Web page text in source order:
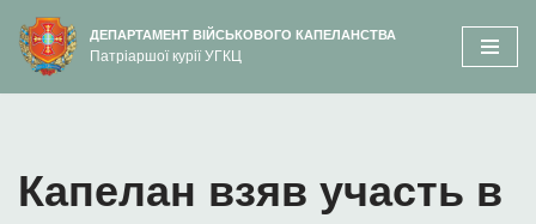
вмісту
Перейти
до
ДЕПАРТАМЕНТ ВІЙСЬКОВОГО КАПЕЛАНСТВА
Патріаршої курії УГКЦ
Капелан взяв участь в